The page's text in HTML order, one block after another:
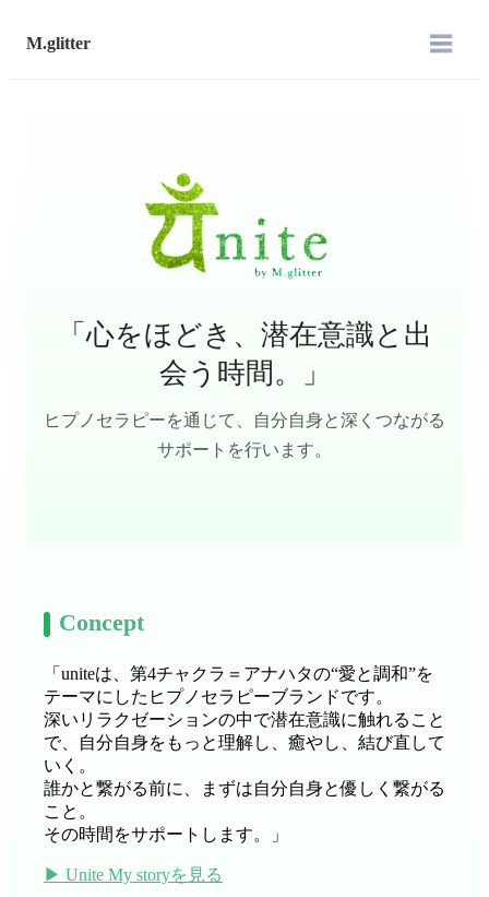
M.glitter
「心をほどき、潜在意識と出
会う時間。」
ヒプノセラピーを通じて、自分自身と深くつながる
サポートを行います。
Concept
「uniteは、第4チャクラ＝アナハタの“愛と調和”を
テーマにしたヒプノセラピーブランドです。
深いリラクゼーションの中で潜在意識に触れること
で、自分自身をもっと理解し、癒やし、結び直して
いく。
誰かと繋がる前に、まずは自分自身と優しく繋がる
こと。
その時間をサポートします。」
▶︎ Unite My storyを見る